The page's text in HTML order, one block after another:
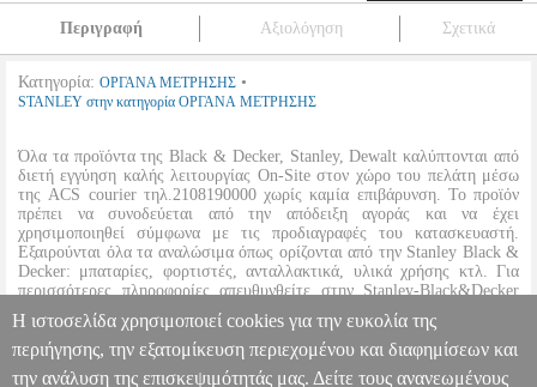
Περιγραφή Αξιολόγηση Σχετικά
Κατηγορία: ΟΡΓΑΝΑ ΜΕΤΡΗΣΗΣ •
STANLEY στην κατηγορία ΟΡΓΑΝΑ ΜΕΤΡΗΣΗΣ
Όλα τα προϊόντα της Black & Decker, Stanley, Dewalt καλύπτονται από
διετή εγγύηση καλής λειτουργίας On-Site στον χώρο του πελάτη μέσω
της ACS courier τηλ.2108190000 χωρίς καμία επιβάρυνση. Το προϊόν
πρέπει να συνοδεύεται από την απόδειξη αγοράς και να έχει
χρησιμοποιηθεί σύμφωνα με τις προδιαγραφές του κατασκευαστή.
Εξαιρούνται όλα τα αναλώσιμα όπως ορίζονται από την Stanley Black &
Decker: μπαταρίες, φορτιστές, ανταλλακτικά, υλικά χρήσης κτλ. Για
περισσότερες πληροφορίες απευθυνθείτε στην Stanley-Black&Decker
Hellas στο Greece.Service@sbdinc.com, ακολουθώντας την
διαδικασία.
Η ιστοσελίδα χρησιμοποιεί cookies για την ευκολία της
περιήγησης, την εξατομίκευση περιεχομένου και διαφημίσεων και
την ανάλυση της επισκεψιμότητάς μας. Δείτε τους ανανεωμένους